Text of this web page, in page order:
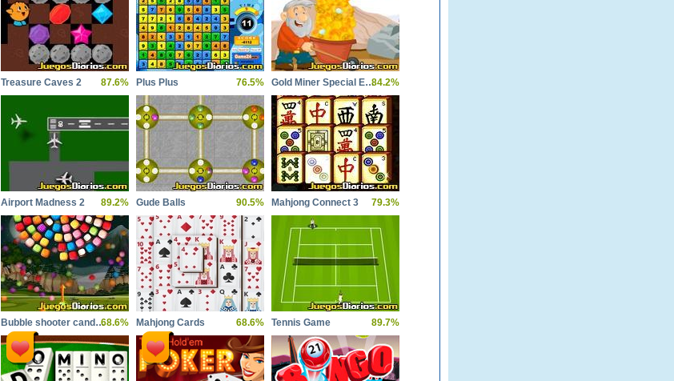
Treasure Caves 2 87.6% Plus Plus 76.5% Gold Miner Special Edition84.2%
Airport Madness 2 89.2% Gude Balls 90.5% Mahjong Connect 3 79.3%
Bubble shooter candy wheel68.6% Mahjong Cards 68.6% Tennis Game 89.7%